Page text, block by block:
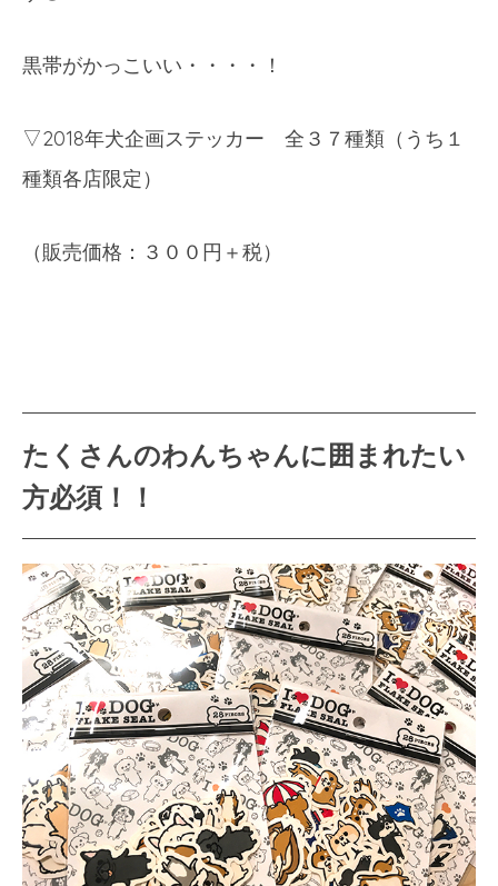
黒帯がかっこいい・・・・！
▽2018年犬企画ステッカー 全３７種類（うち１
種類各店限定）
（販売価格：３００円＋税）
たくさんのわんちゃんに囲まれたい
方必須！！